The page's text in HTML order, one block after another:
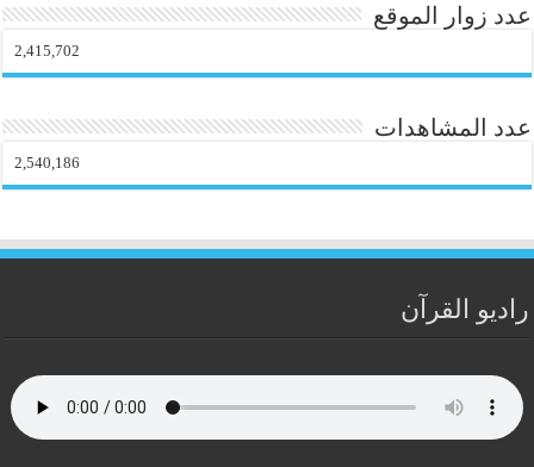
عدد زوار الموقع
2,415,702
عدد المشاهدات
2,540,186
راديو القرآن